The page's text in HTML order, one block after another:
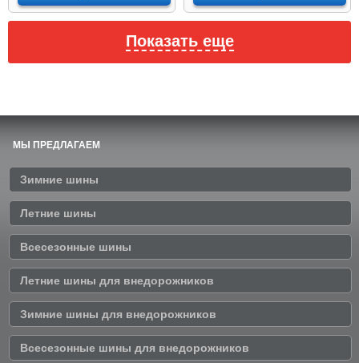
Показать еще
МЫ ПРЕДЛАГАЕМ
Зимние шины
Летние шины
Всесезонные шины
Летние шины для внедорожников
Зимние шины для внедорожников
Всесезонные шины для внедорожников